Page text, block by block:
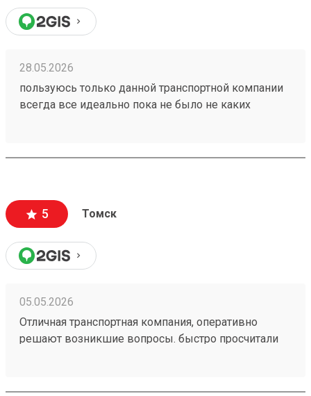
28.05.2026
пользуюсь только данной транспортной компании
всегда все идеально пока не было не каких
5 Томск
05.05.2026
Отличная транспортная компания, оперативно
решают возникшие вопросы. быстро просчитали
дешевле.